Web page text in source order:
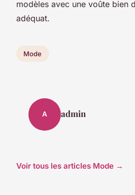
modèles avec une voûte bien
adéquat.
Mode
A admin
Voir tous les articles Mode →